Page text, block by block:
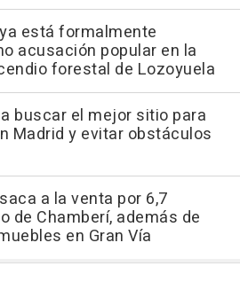
está formalmente
acusación popular en la
forestal de Lozoyuela
buscar el mejor sitio para
Madrid y evitar obstáculos
a la venta por 6,7
de Chamberí, además de
en Gran Vía